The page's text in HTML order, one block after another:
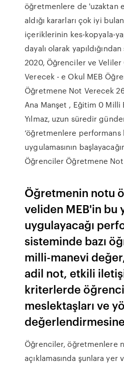
öğretmenlere de 'uzaktan
aldığı kararları çok iyi
içeriklerinin kes-kopyala-
dayalı olarak
2020, Öğrenciler ve
Verecek - e Okul MEB
Öğretmene Not Verecek
Ana Manşet , Eğitim 0 Milli
Yılmaz, uzun süredir
‘öğretmenlere performans
uygulamasının
Öğrenciler Öğretmene
Öğretmenin notu
veliden MEB'in bu
uygulayacağı
sisteminde bazı
milli-manevi
adil not, etkili
kriterlerde
meslektaşları ve
Öğrenciler, öğretmenlere
açıklamasında şunlara yer